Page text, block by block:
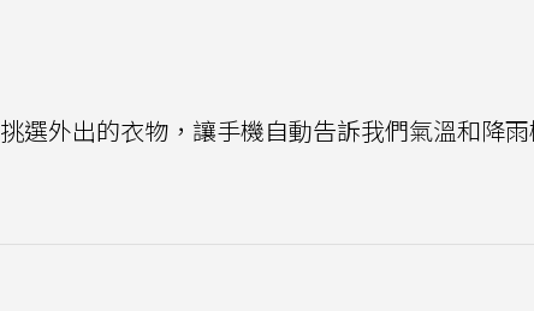
挑選外出的衣物，讓手機自動告訴我們氣溫和降